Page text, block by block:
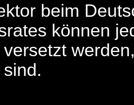
beim
können